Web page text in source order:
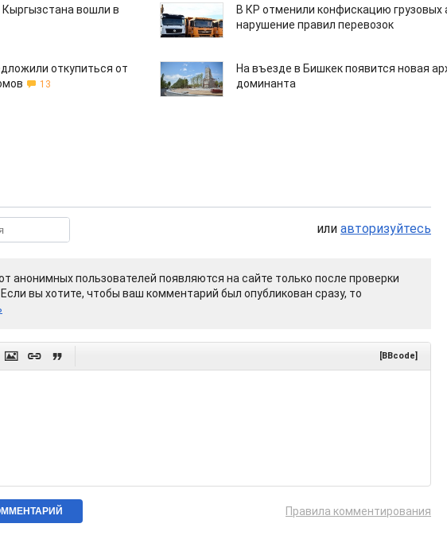
вошли в
В КР отменили конфискацию грузовых
нарушение правил перевозок
откупиться от
13
На въезде в Бишкек появится новая
доминанта
или авторизуйтесь
анонимных пользователей появляются на сайте только после проверки
вы хотите, чтобы ваш комментарий был опубликован сразу, то
   [BBcode]
Правила комментирования